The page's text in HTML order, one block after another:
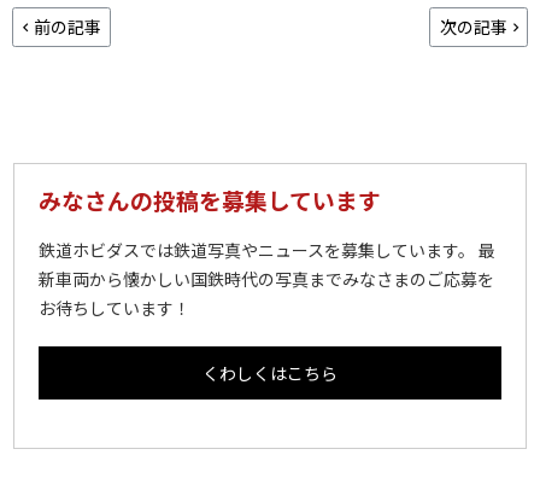
前の記事 次の記事
みなさんの投稿を募集しています
鉄道ホビダスでは鉄道写真やニュースを募集しています。 最
新車両から懐かしい国鉄時代の写真までみなさまのご応募を
お待ちしています！
くわしくはこちら